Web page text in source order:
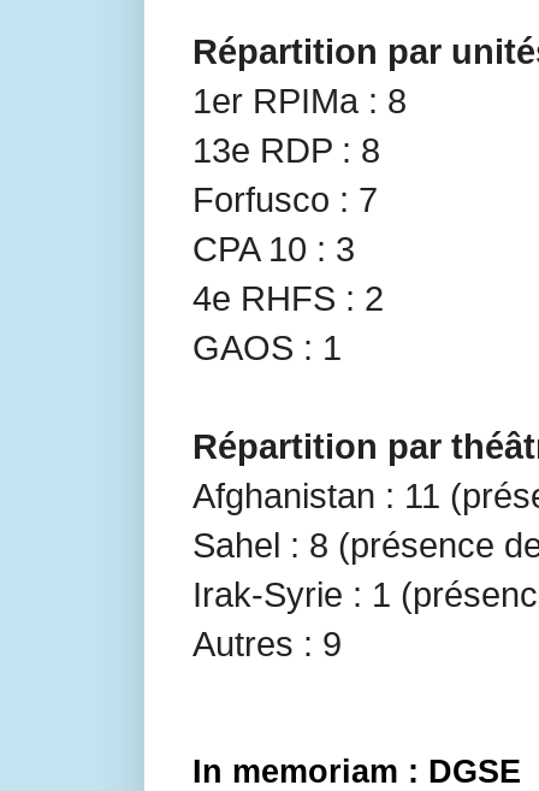
Répartition par
1er RPIMa : 8
13e RDP : 8
Forfusco : 7
CPA 10 : 3
4e RHFS : 2
GAOS : 1
Répartition par
Afghanistan : 11
Sahel : 8 (présence
Irak-Syrie : 1
Autres : 9
In memoriam : DGSE